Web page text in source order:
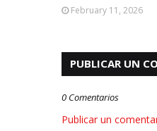
February 11, 2026
PUBLICAR UN
0 Comentarios
Publicar un